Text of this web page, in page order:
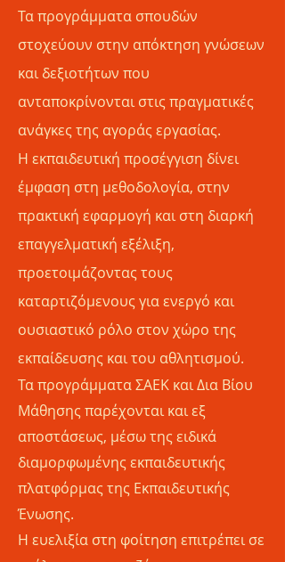
Τα προγράμματα σπουδών
στοχεύουν στην απόκτηση γνώσεων
και δεξιοτήτων που
ανταποκρίνονται στις πραγματικές
ανάγκες της αγοράς εργασίας.
Η εκπαιδευτική προσέγγιση δίνει
έμφαση στη μεθοδολογία, στην
πρακτική εφαρμογή και στη διαρκή
επαγγελματική εξέλιξη,
προετοιμάζοντας τους
καταρτιζόμενους για ενεργό και
ουσιαστικό ρόλο στον χώρο της
εκπαίδευσης και του αθλητισμού.
Τα προγράμματα ΣΑΕΚ και Δια Βίου
Μάθησης παρέχονται και εξ
αποστάσεως, μέσω της ειδικά
διαμορφωμένης εκπαιδευτικής
πλατφόρμας της Εκπαιδευτικής
Ένωσης.
Η ευελιξία στη φοίτηση επιτρέπει σε